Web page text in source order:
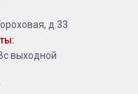
д.33
выходной